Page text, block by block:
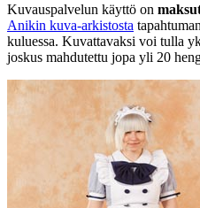
Kuvauspalvelun käyttö on
Anikin kuva-arkistosta
kuluessa. Kuvattavaksi voi tulla
joskus mahdutettu jopa yli 20